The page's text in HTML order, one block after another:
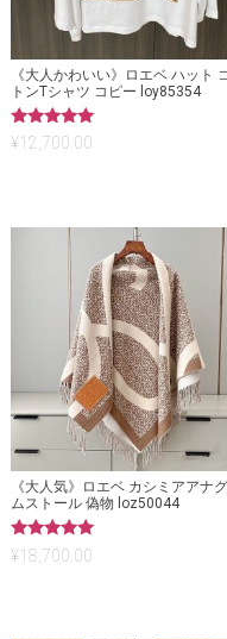
《大人かわいい》ロエベ ハット
トンTシャツ コピー loy85354
5段階中
5.00
¥12,700.00
《大人気》ロエベ カシミアアナ
ムストール 偽物 loz50044
5段階中
5.00
¥18,700.00